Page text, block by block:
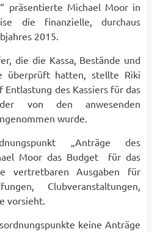
präsentierte Michael Moor in
die finanzielle, durchaus
2015.
die die Kassa, Bestände und
überprüft hatten, stellte Riki
des Kassiers für das
von den anwesenden
wurde.
„Anträge des
Moor das Budget für das
vertretbaren Ausgaben für
Clubveranstaltungen,
vorsieht.
keine Anträge